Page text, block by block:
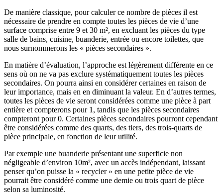
De manière classique, pour calculer ce nombre de pièces il est
nécessaire de prendre en compte toutes les pièces de vie d’une
surface comprise entre 9 et 30 m², en excluant les pièces du type
salle de bains, cuisine, buanderie, entrée ou encore toilettes, que
nous surnommerons les « pièces secondaires ».
En matière d’évaluation, l’approche est légèrement différente en ce
sens où on ne va pas exclure systématiquement toutes les pièces
secondaires. On pourra ainsi en considérer certaines en raison de
leur importance, mais en en diminuant la valeur. En d’autres termes,
toutes les pièces de vie seront considérées comme une pièce à part
entière et compterons pour 1, tandis que les pièces secondaires
compteront pour 0. Certaines pièces secondaires pourront cependant
être considérées comme des quarts, des tiers, des trois-quarts de
pièce principale, en fonction de leur utilité.
Par exemple une buanderie présentant une superficie non
négligeable d’environ 10m², avec un accès indépendant, laissant
penser qu’on puisse la « recycler » en une petite pièce de vie
pourrait être considéré comme une demie ou trois quart de pièce
selon sa luminosité.